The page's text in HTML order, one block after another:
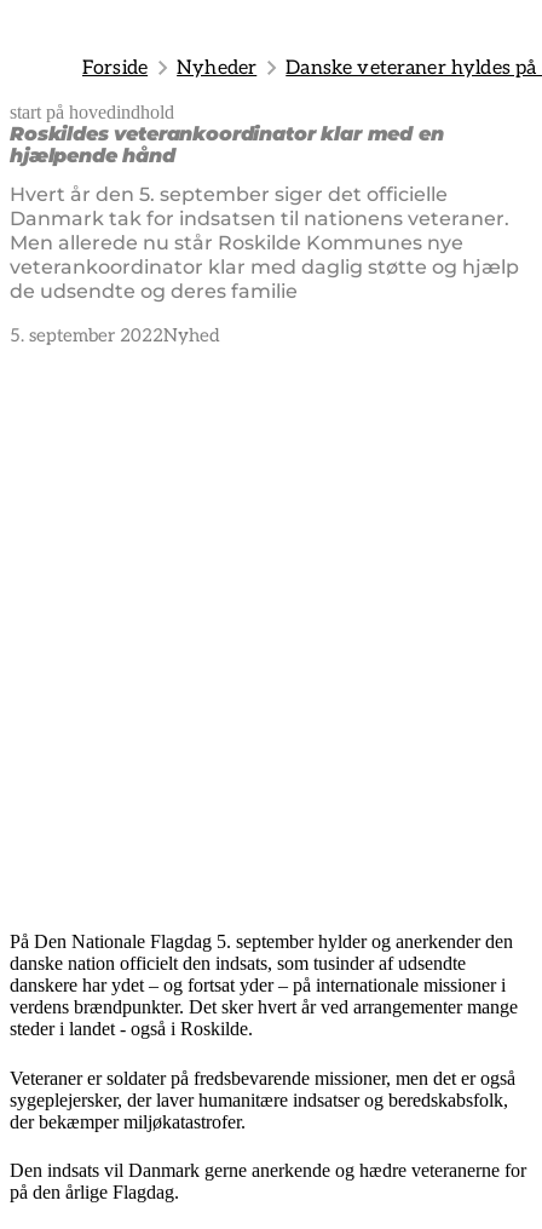
Forside Nyheder Danske veteraner hyldes
start på hovedindhold
Roskildes veterankoordinator klar med en
hjælpende hånd
Hvert år den 5. september siger det officielle
Danmark tak for indsatsen til nationens veteraner.
Men allerede nu står Roskilde Kommunes nye
veterankoordinator klar med daglig støtte og hjælp
de udsendte og deres familie
5. september 2022Nyhed
senest opdateret 14. januar 2025
På Den Nationale Flagdag 5. september hylder og anerkender den
danske nation officielt den indsats, som tusinder af udsendte
danskere har ydet – og fortsat yder – på internationale missioner i
verdens brændpunkter. Det sker hvert år ved arrangementer mange
steder i landet - også i Roskilde.
Veteraner er soldater på fredsbevarende missioner, men det er også
sygeplejersker, der laver humanitære indsatser og beredskabsfolk,
der bekæmper miljøkatastrofer.
Den indsats vil Danmark gerne anerkende og hædre veteranerne for
på den årlige Flagdag.